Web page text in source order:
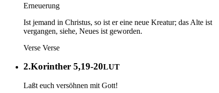
Erneuerung
Ist jemand in Christus, so ist er eine neue Kreatur; das Alte ist
vergangen, siehe, Neues ist geworden.
Verse Verse
2.Korinther 5,19-20LUT
Laßt euch versöhnen mit Gott!